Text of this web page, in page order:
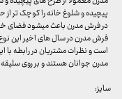
پیچیده و شلوغ خانه را کوچک تر
در فرش مدرن باعث میشود فضای
فرش مدرن در سال های اخیر این
است و نظرات مشتریان در رابطه
مدرن جوانان هستند و بر روی
سایز: